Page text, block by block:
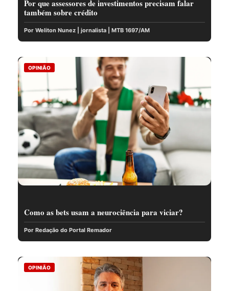
Por que assessores de investimentos precisam falar
também sobre crédito
Por Weliton Nunez | jornalista | MTB 1697/AM
OPINIÃO
Como as bets usam a neurociência para viciar?
Por Redação do Portal Remador
OPINIÃO